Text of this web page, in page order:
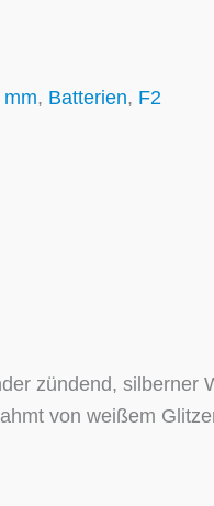
, Batterien, F2
zündend,
von weißem